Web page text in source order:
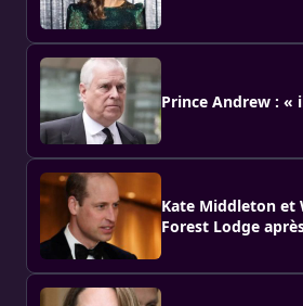
Prince Andrew :
Kate Middleton et
Forest Lodge